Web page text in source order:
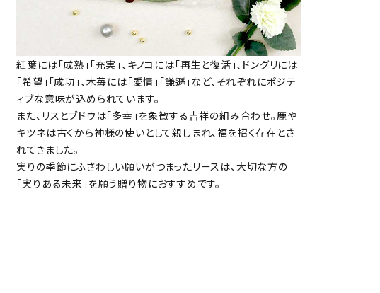
紅葉には「成熟」「充実」、キノコには「再生と復活」、ドングリには
「希望」「成功」、木苺には「愛情」「謙遜」など、それぞれにポジテ
ィブな意味が込められています。
また、リスとブドウは「多幸」を象徴する吉祥の組み合わせ。鹿や
キツネは古くから神様の使いとして親しまれ、福を招く存在とさ
れてきました。
実りの季節にふさわしい願いがつまったリースは、大切な方の
「実りある未来」を願う贈り物におすすめです。